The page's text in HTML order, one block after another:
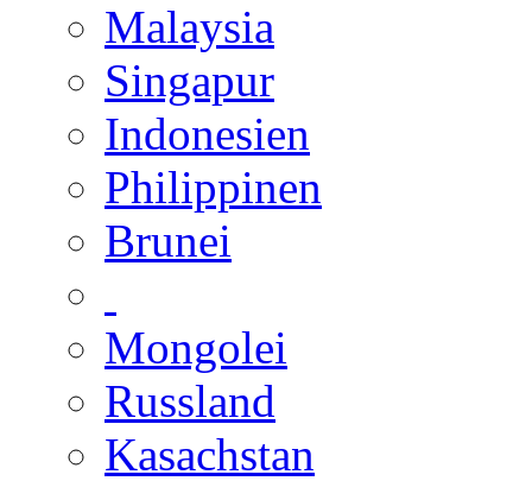
Malaysia
Singapur
Indonesien
Philippinen
Brunei
Mongolei
Russland
Kasachstan